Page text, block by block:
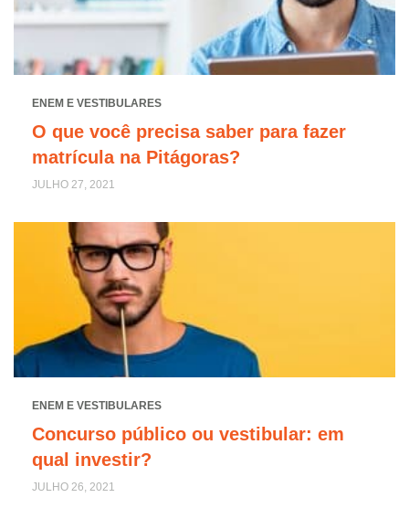
ENEM E VESTIBULARES
O que você precisa saber para fazer
matrícula na Pitágoras?
JULHO 27, 2021
ENEM E VESTIBULARES
Concurso público ou vestibular: em
qual investir?
JULHO 26, 2021